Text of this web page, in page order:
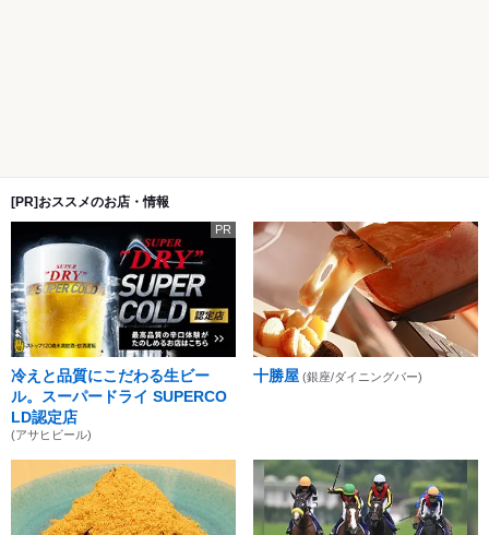
[PR]おススメのお店・情報
PR
冷えと品質にこだわる生ビー
ル。スーパードライ SUPERCO
LD認定店
(アサヒビール)
十勝屋 (銀座/ダイニングバー)